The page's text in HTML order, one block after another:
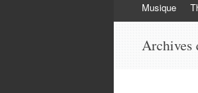
au
Musique
Archives